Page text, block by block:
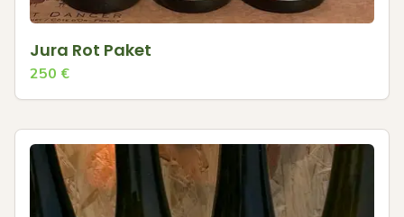
Jura Rot Paket
250 €